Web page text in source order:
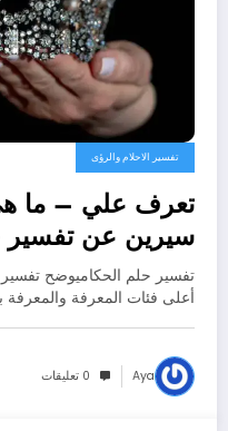
تفسير الاحلام والرؤى
تعرف علي – ما
سيرين عن تفسير
بالتفصيل
تفسير حلم الحكاميوضح
أعلى فئات المعرفة
Aya 0 تعليقات